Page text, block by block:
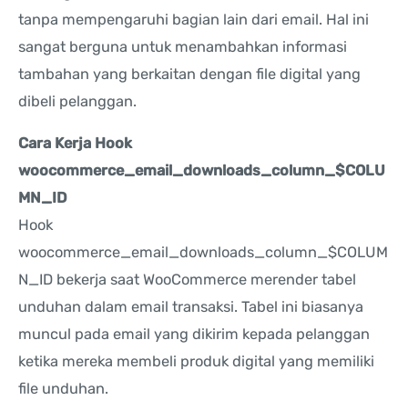
tanpa mempengaruhi bagian lain dari email. Hal ini
sangat berguna untuk menambahkan informasi
tambahan yang berkaitan dengan file digital yang
dibeli pelanggan.
Cara Kerja Hook
woocommerce_email_downloads_column_$COLU
MN_ID
Hook
woocommerce_email_downloads_column_$COLUM
N_ID bekerja saat WooCommerce merender tabel
unduhan dalam email transaksi. Tabel ini biasanya
muncul pada email yang dikirim kepada pelanggan
ketika mereka membeli produk digital yang memiliki
file unduhan.